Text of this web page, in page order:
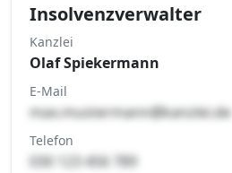
Insolvenzverwalter
Kanzlei
Olaf Spiekermann
E-Mail
max.mustermann@kanzlei.de
Telefon
030 123 456 789